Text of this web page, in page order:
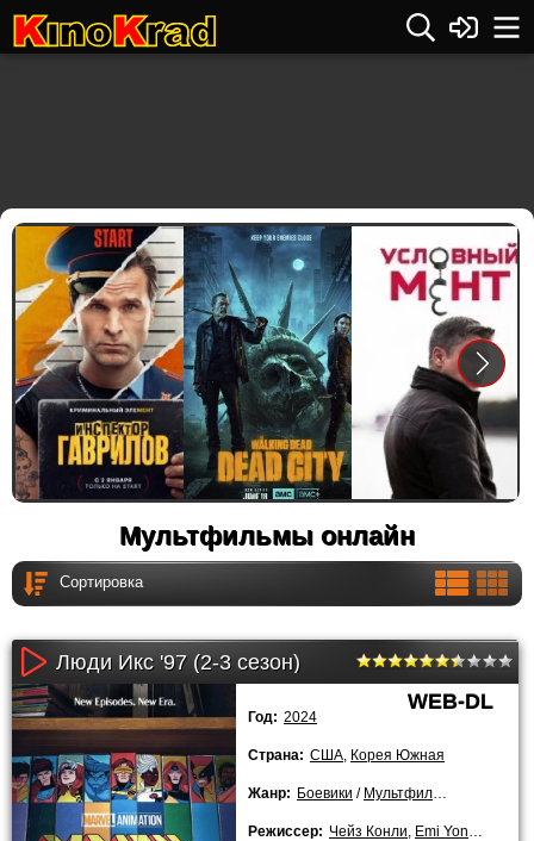
Мультфильмы онлайн
Люди Икс '97 (2-3 сезон)
WEB-DL
Год: 2024
Страна: США, Корея Южная
Жанр: Боевики / Мультфильмы
Режиссер: Чейз Конли, Emi Yonemura
Previous Next